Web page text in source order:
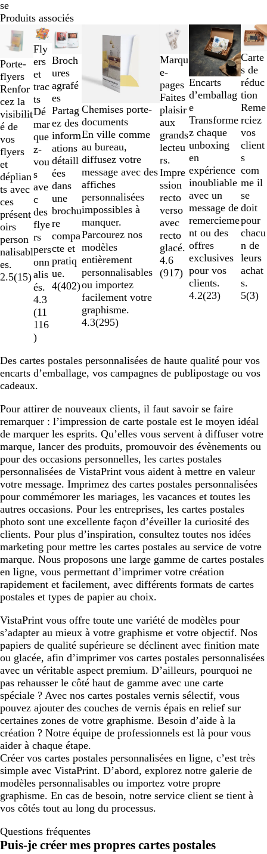
se
Produits associés
Nouvelles options
Porte-
flyers
Renfor
cez la
visibilit
é de
vos
flyers
et
déplian
ts avec
ces
présent
oirs
person
nalisabl
es.
2.5(15)
Fly
ers
et
trac
ts
Dé
mar
que
z-
vou
s
ave
c
des
flye
rs
pers
onn
alis
és.
4.3
(11
116
)
Broch
ures
agrafé
es
Partag
ez des
inform
ations
détaill
ées
dans
une
brochu
re
compa
cte et
pratiq
ue.
4(402)
Chemises porte-
documents
En ville comme
au bureau,
diffusez votre
message avec des
affiches
personnalisées
impossibles à
manquer.
Parcourez nos
modèles
entièrement
personnalisables
ou importez
facilement votre
graphisme.
4.3(295)
Marqu
e-
pages
Faites
plaisir
aux
grands
lecteu
rs.
Impre
ssion
recto
verso
avec
recto
glacé.
4.6
(917)
Encarts
d’emballag
e
Transforme
z chaque
unboxing
en
expérience
inoubliable
avec un
message de
remercieme
nt ou des
offres
exclusives
pour vos
clients.
4.2(23)
Carte
s de
réduc
tion
Reme
rciez
vos
client
s
com
me il
se
doit
pour
chacu
n de
leurs
achat
s.
5(3)
Diapositives
2
sur
7
Des cartes postales personnalisées de haute qualité pour vos
encarts d’emballage, vos campagnes de publipostage ou vos
cadeaux.
Pour attirer de nouveaux clients, il faut savoir se faire
remarquer : l’impression de carte postale est le moyen idéal
de marquer les esprits. Qu’elles vous servent à diffuser votre
marque, lancer des produits, promouvoir des évènements ou
pour des occasions personnelles, les cartes postales
personnalisées de VistaPrint vous aident à mettre en valeur
votre message. Imprimez des cartes postales personnalisées
pour commémorer les mariages, les vacances et toutes les
autres occasions. Pour les entreprises, les cartes postales
photo sont une excellente façon d’éveiller la curiosité des
clients. Pour plus d’inspiration, consultez toutes nos idées
marketing pour mettre les cartes postales au service de votre
marque. Nous proposons une large gamme de cartes postales
en ligne, vous permettant d’imprimer votre création
rapidement et facilement, avec différents formats de cartes
postales et types de papier au choix.
VistaPrint vous offre toute une variété de modèles pour
s’adapter au mieux à votre graphisme et votre objectif. Nos
papiers de qualité supérieure se déclinent avec finition mate
ou glacée, afin d’imprimer vos cartes postales personnalisées
avec un véritable aspect premium. D’ailleurs, pourquoi ne
pas rehausser le côté haut de gamme avec une carte
spéciale ? Avec nos cartes postales vernis sélectif, vous
pouvez ajouter des couches de vernis épais en relief sur
certaines zones de votre graphisme. Besoin d’aide à la
création ? Notre équipe de professionnels est là pour vous
aider à chaque étape.
Créer vos cartes postales personnalisées en ligne, c’est très
simple avec VistaPrint. D’abord, explorez notre galerie de
modèles personnalisables ou importez votre propre
graphisme. En cas de besoin, notre service client se tient à
vos côtés tout au long du processus.
Questions fréquentes
Puis-je créer mes propres cartes postales